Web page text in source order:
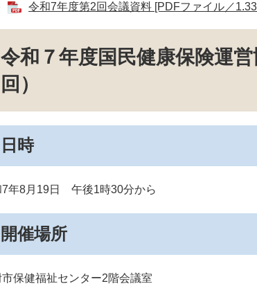
令和7年度第2回会議資料 [PDFファイル／
令和７年度国民健康保険運
回）
日時
7年8月19日 午後1時30分から
開催場所
市保健福祉センター2階会議室